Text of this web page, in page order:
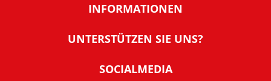
INFORMATIONEN
Warum NachDenkSeiten
Tipps zur Nutzung der NachDenkSeiten
UNTERSTÜTZEN SIE UNS?
SOCIALMEDIA